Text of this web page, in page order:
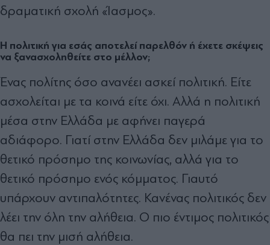
δραματική σχολή «Ίασμος».
Η πολιτική για εσάς αποτελεί παρελθόν ή έχετε σκέψεις
να ξανασχοληθείτε στο μέλλον;
Ένας πολίτης όσο ανανέει ασκεί πολιτική. Είτε
ασχολείται με τα κοινά είτε όχι. Αλλά η πολιτική
μέσα στην Ελλάδα με αφήνει παγερά
αδιάφορο. Γιατί στην Ελλάδα δεν μιλάμε για το
θετικό πρόσημο της κοινωνίας, αλλά για το
θετικό πρόσημο ενός κόμματος. Γιαυτό
υπάρχουν αντιπαλότητες. Κανένας πολιτικός δεν
λέει την όλη την αλήθεια. Ο πιο έντιμος πολιτικός
θα πει την μισή αλήθεια.